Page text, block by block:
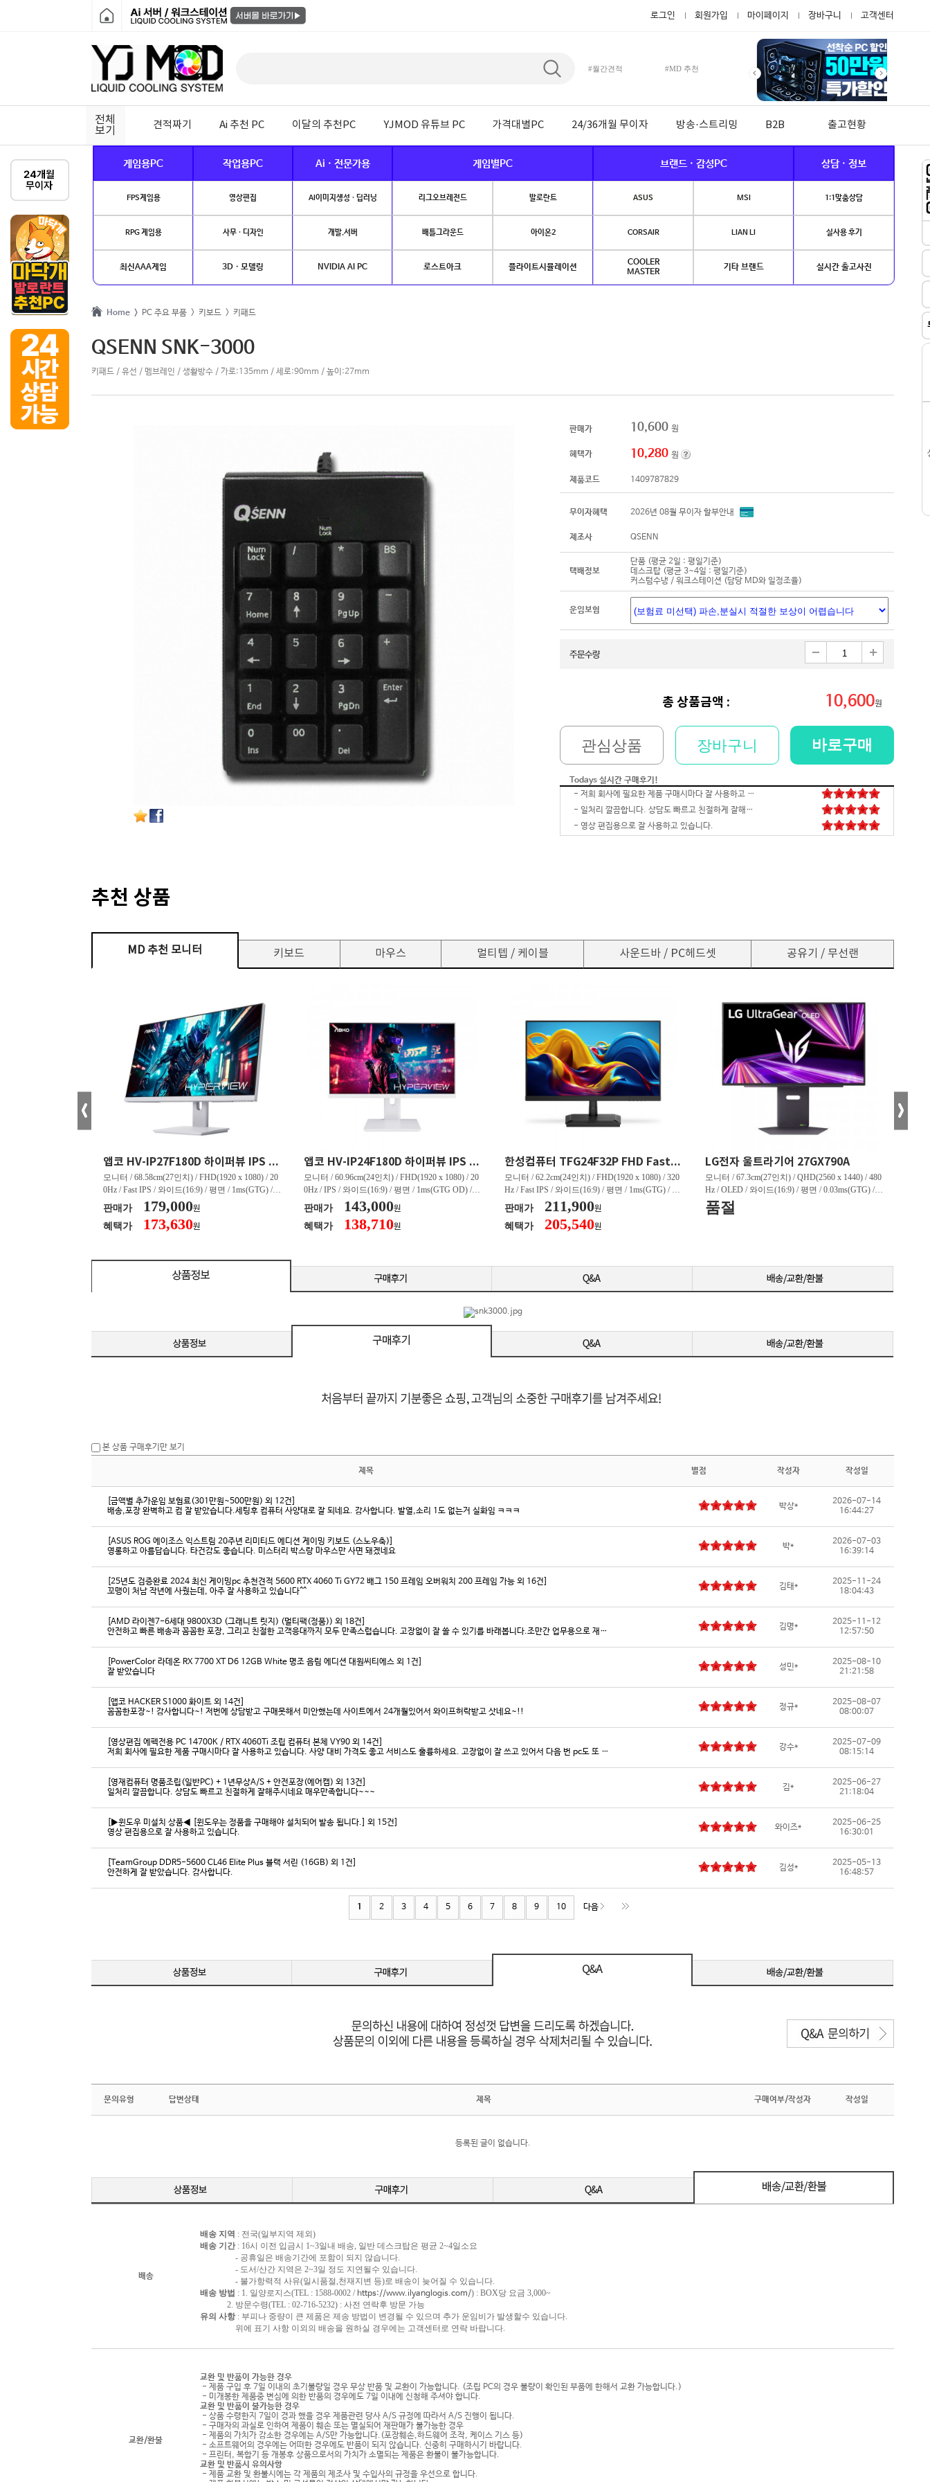
로그인 회원가입 마이페이지 장바구니 고객센터
#월간견적 #MD 추천
전체
보기
견적짜기 Ai 추천 PC 이달의 추천PC YJMOD 유튜브 PC 가격대별PC 24/36개월 무이자 방송·스트리밍 B2B 출고현황
게임용PC 작업용PC Ai · 전문가용 게임별PC 브랜드 · 감성PC 상담 · 정보
FPS게임용 영상편집 AI이미지생성 · 딥러닝 리그오브레전드 발로란트 ASUS MSI 1:1맞춤상담
RPG 게임용 사무 · 디자인 개발.서버 배틀그라운드 아이온2 CORSAIR LIAN LI 실사용 후기
최신AAA게임 3D · 모델링 NVIDIA AI PC 로스트아크 플라이트시뮬레이션
COOLER
MASTER
기타 브랜드 실시간 출고사진
Home > PC 주요 부품 > 키보드 > 키패드
QSENN SNK-3000
키패드 / 유선 / 멤브레인 / 생활방수 / 가로:135mm / 세로:90mm / 높이:27mm
판매가 10,600 원
혜택가 10,280 원
제품코드 1409787829
무이자혜택 2026년 08월 무이자 할부안내
제조사 QSENN
택배정보
단품 (평균 2일 : 평일기준)
데스크탑 (평균 3~4일 : 평일기준)
커스텀수냉 / 워크스테이션 (담당 MD와 일정조율)
운임보험
총 상품금액 : 10,600원
관심상품 장바구니 바로구매
Todays 실시간 구매후기!
-
저희 회사에 필요한 제품 구매시마다 잘 사용하고 있습니다. 사양 대비 가격도 좋고 서비스도 훌륭하세요. 고장없이 잘 쓰고 있어서 다음 번 pc도 또 살 예정이에요. 앞으로도 잘 부탁드려요
-
일처리 깔끔합니다. 상담도 빠르고 친절하게 잘해주시네요 매우만족합니다~~~
- 영상 편집용으로 잘 사용하고 있습니다.
추천 상품
MD 추천 모니터 키보드 마우스 멀티텝 / 케이블 사운드바 / PC헤드셋 공유기 / 무선랜
앱코 HV-IP27F180D 하이퍼뷰 IPS FHD 200 HDR 무결점
모니터 / 68.58cm(27인치) / FHD(1920 x 1080) / 20
0Hz / Fast IPS / 와이드(16:9) / 평면 / 1ms(GTG) / 3
50nit / 1,000:1 / 헤드폰 아웃 / LED 조명 / 틸트(상
하) / 6kg / [색상영역] / sRGB:128% / Adobe RGB:8
5% / DCI-P3:91% / NTSC:90% / [게임특화] / 조준
판매가 179,000원
혜택가 173,630원
앱코 HV-IP24F180D 하이퍼뷰 IPS FHD 180 HDR 무결점
모니터 / 60.96cm(24인치) / FHD(1920 x 1080) / 20
0Hz / IPS / 와이드(16:9) / 평면 / 1ms(GTG OD) / 2
50nit / 1,000:1 / 헤드폰 아웃 / LED 조명 / 틸트(상
하) / 4.9kg / [색상영역] / sRGB:99% / Adobe RGB:
80% / DCI-P3:80% / NTSC:75% / [게임특화] / 조준
판매가 143,000원
혜택가 138,710원
한성컴퓨터 TFG24F32P FHD Fast IPS 리얼 320 게이밍 무결점
모니터 / 62.2cm(24인치) / FHD(1920 x 1080) / 320
Hz / Fast IPS / 와이드(16:9) / 평면 / 1ms(GTG) / 45
0nit / 1,000:1 / 헤드폰 아웃 / 틸트(상하) / 3.1kg /
[색상영역] / sRGB:99% / DCI-P3:91% / [게임특화]
/ G-Sync 호환 / FreeSync / [단자정보] / HDMI 2.0 /
판매가 211,900원
혜택가 205,540원
LG전자 울트라기어 27GX790A
모니터 / 67.3cm(27인치) / QHD(2560 x 1440) / 480
Hz / OLED / 와이드(16:9) / 평면 / 0.03ms(GTG) / 1,
300nit / 1,500,000:1 / VESA TRUE BLACK 400 / 헤
드폰 아웃 / 피벗(회전) / 엘리베이션(높낮이) / 틸
ync 호환(NVIDIA인증) / FreeSync / FreeSync 프리
미엄 / FreeSync 프리미엄 프로 / [단자정보] / HD
MI 2.1 / DP 2.1
품절
본 상품 구매후기만 보기
제목 별점 작성자 작성일
[금액별 추가운임 보험료(301만원~500만원) 외 12건]
배송,포장 완벽하고 컴 잘 받았습니다.세팅후 컴퓨터 사양대로 잘 되네요. 감사합니다. 발열,소리 1도 없는거 실화임 ㅋㅋㅋ
박상*
2026-07-14
16:44:27
[ASUS ROG 에이조스 익스트림 20주년 리미티드 에디션 게이밍 키보드 (스노우축)]
영롱하고 아름답습니다. 타건감도 좋습니다. 미스터리 박스랑 마우스만 사면 돼겠네요
박*
2026-07-03
16:39:14
[25년도 검증완료 2024 최신 게이밍pc 추천견적 5600 RTX 4060 Ti GY72 배그 150 프레임 오버워치 200 프레임 가능 외 16건]
꼬맹이 처남 작년에 사줬는데, 아주 잘 사용하고 있습니다^^
김태*
2025-11-24
18:04:43
[AMD 라이젠7-6세대 9800X3D (그래니트 릿지) (멀티팩(정품)) 외 18건]
안전하고 빠른 배송과 꼼꼼한 포장, 그리고 친절한 고객응대까지 모두 만족스럽습니다. 고장없이 잘 쓸 수 있기를 바래봅니다.조만간 업무용으로 재구매 하도록 하겠습니다. 감사합니다.
김명*
2025-11-12
12:57:50
[PowerColor 라데온 RX 7700 XT D6 12GB White 명조 음림 에디션 대원씨티에스 외 1건]
잘 받았습니다
성민*
2025-08-10
21:21:58
[앱코 HACKER S1000 화이트 외 14건]
꼼꼼한포장~! 감사합니다~! 저번에 상담받고 구매못해서 미안했는데 사이트에서 24개월있어서 와이프허락받고 삿네요~!!
정규*
2025-08-07
08:00:07
[영상편집 에펙전용 PC 14700K / RTX 4060Ti 조립 컴퓨터 본체 VY90 외 14건]
저희 회사에 필요한 제품 구매시마다 잘 사용하고 있습니다. 사양 대비 가격도 좋고 서비스도 훌륭하세요. 고장없이 잘 쓰고 있어서 다음 번 pc도 또 살 예정이에요. 앞으로도 잘 부탁드려요
강수*
2025-07-09
08:15:14
[영재컴퓨터 명품조립(일반PC) + 1년무상A/S + 안전포장(에어캡) 외 13건]
일처리 깔끔합니다. 상담도 빠르고 친절하게 잘해주시네요 매우만족합니다~~~
김*
2025-06-27
21:18:04
[▶윈도우 미설치 상품◀ [윈도우는 정품을 구매해야 설치되어 발송 됩니다.] 외 15건]
영상 편집용으로 잘 사용하고 있습니다.
와이즈*
2025-06-25
16:30:01
[TeamGroup DDR5-5600 CL46 Elite Plus 블랙 서린 (16GB) 외 1건]
안전하게 잘 받았습니다. 감사합니다.
김성*
2025-05-13
16:48:57
1 2 3 4 5 6 7 8 9 10 다음
문의유형 답변상태 제목 구매여부/작성자 작성일
등록된 글이 없습니다.
배송
배송 지역 : 전국(일부지역 제외)
배송 기간 : 16시 이전 입금시 1~3일내 배송, 일반 데스크탑은 평균 2~4일소요
- 공휴일은 배송기간에 포함이 되지 않습니다.
- 도서/산간 지역은 2~3일 정도 지연될수 있습니다.
- 불가항력적 사유(일시품절,천재지변 등)로 배송이 늦어질 수 있습니다.
배송 방법 : 1. 일양로지스(TEL : 1588-0002 / https://www.ilyanglogis.com/) : BOX당 요금 3,000~
2. 방문수령(TEL : 02-716-5232) : 사전 연락후 방문 가능
유의 사항: 부피나 중량이 큰 제품은 제송 방법이 변경될 수 있으며 추가 운임비가 발생할수 있습니다.
위에 표기 사항 이외의 배송을 원하실 경우에는 고객센터로 연락 바랍니다.
교환/환불
교환 및 반품이 가능한 경우
- 제품 구입 후 7일 이내의 초기불량일 경우 무상 반품 및 교환이 가능합니다. (조립 PC의 경우 불량이 확인된 부품에 한해서 교환 가능합니다.)
- 미개봉한 제품중 변심에 의한 반품의 경우에도 7일 이내에 신청해 주셔야 합니다.
교환 및 반품이 불가능한 경우
- 상품 수령한지 7일이 경과 했을 경우 제품관련 당사 A/S 규정에 따라서 A/S 진행이 됩니다.
- 구매자의 과실로 인하여 제품이 훼손 또는 멸실되어 재판매가 불가능한 경우
- 제품의 가치가 감소한 경우에는 A/S만 가능합니다.(포장훼손,하드웨어 조작, 케이스 기스 등)
- 소프트웨어의 경우에는 어떠한 경우에도 반품이 되지 않습니다. 신중히 구매하시기 바랍니다.
- 프린터, 복합기 등 개봉후 상품으로서의 가치가 소멸되는 제품은 환불이 불가능합니다.
교환 및 반품시 유의사항
- 제품 교환 및 환불시에는 각 제품의 제조사 및 수입사의 규정을 우선으로 합니다.